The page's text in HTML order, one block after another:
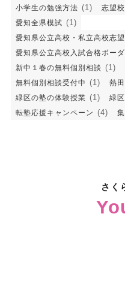
小学生の勉強方法 (1) 志望
愛知全県模試 (1)
愛知県公立高校・私立高校志
愛知県公立高校入試合格ボー
新中１春の無料個別相談 (1)
無料個別相談受付中 (1) 熱
緑区の塾の体験授業 (1) 緑
転塾応援キャンペーン (4)
さく